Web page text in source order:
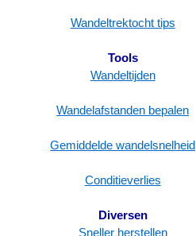
Wandeltrektocht tips
Tools
Wandeltijden
Wandelafstanden bepalen
Gemiddelde wandelsnelheid
Conditieverlies
Diversen
Sneller herstellen